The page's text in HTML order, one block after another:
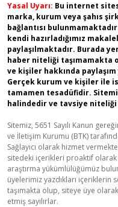
Yasal Uyarı: Bu internet
marka, kurum veya şahıs
bağlantısı
kendi hazırladığımız
paylaşılmaktadır. Burada
haber niteliği taşımamakta
ve kişiler hakkında
Gerçek kurum ve kişiler ile
tamamen tesadüfidir.
halindedir ve tavsiye niteliği
Sitemiz, 5651 Sayılı Kanun
ve İletişim Kurumu (BTK)
Sağlayıcı olarak hizmet
sitedeki içerikleri proaktif
araştırma yükümlülüğümüz
üyelerimiz yazdıkları içeriklerin
taşımakta olup, siteye üye
etmiş sayılırlar.